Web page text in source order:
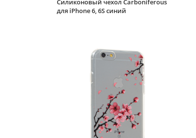
Силиконовый чехол Carboniferous
для iPhone 6, 6S синий